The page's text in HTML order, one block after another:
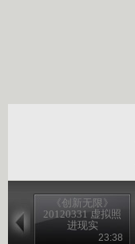
《创新无限》
20120331 虚拟照
进现实
23:38